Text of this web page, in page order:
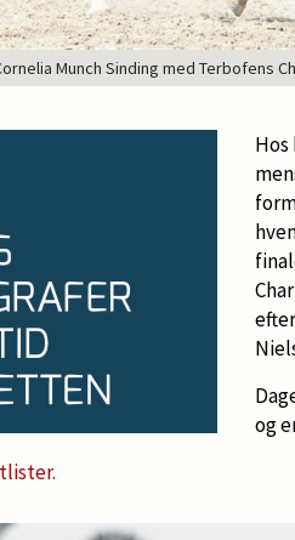
Munch Sinding med Terbofens
og